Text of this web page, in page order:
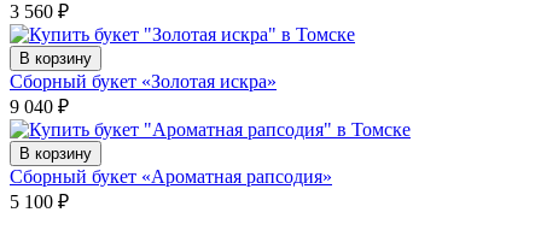
3 560 ₽
В корзину
Сборный букет «Золотая искра»
9 040 ₽
В корзину
Сборный букет «Ароматная рапсодия»
5 100 ₽